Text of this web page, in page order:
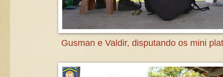
Gusman e Valdir, disputando os mini